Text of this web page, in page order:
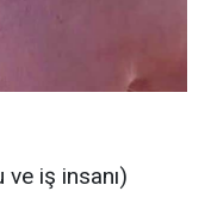
iş insanı)